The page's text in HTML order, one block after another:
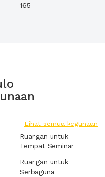
165
Lihat semua kegunaan
Ruangan untuk
Tempat Seminar
Ruangan untuk
Serbaguna